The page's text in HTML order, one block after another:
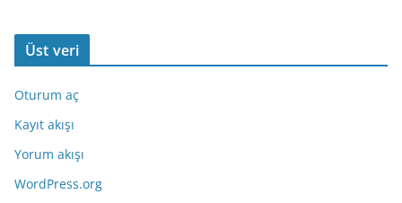
Üst veri
Oturum aç
Kayıt akışı
Yorum akışı
WordPress.org